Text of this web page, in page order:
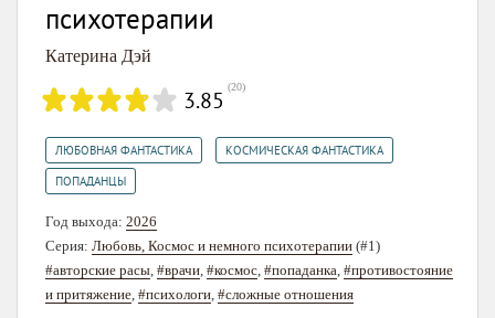
психотерапии
Катерина Дэй
3.85 (20)
ЛЮБОВНАЯ ФАНТАСТИКА КОСМИЧЕСКАЯ ФАНТАСТИКА
ПОПАДАНЦЫ
Год выхода: 2026
Серия: Любовь, Космос и немного психотерапии (#1)
#авторские расы, #врачи, #космос, #попаданка, #противостояние
и притяжение, #психологи, #сложные отношения